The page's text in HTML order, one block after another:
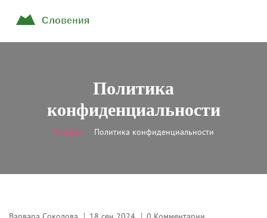
Политика
конфиденциальности
Главная Политика конфиденциальности